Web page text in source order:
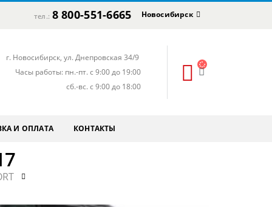
тел.: 8 800-551-6665 Новосибирск
г. Новосибирск, ул. Днепровская 34/9
Часы работы: пн.-пт. с 9:00 до 19:00
сб.-вс. с 9:00 до 18:00
И ОПЛАТА КОНТАКТЫ